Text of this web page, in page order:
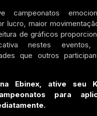
campeonatos
lucro, maior
de gráficos
nestes eventos,
que outros
Ebinex, ative seu
para